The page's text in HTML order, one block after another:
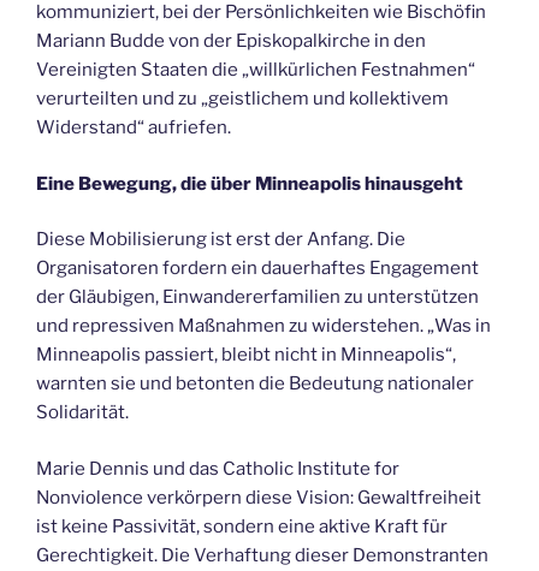
kommuniziert, bei der Persönlichkeiten wie Bischöfin
Mariann Budde von der Episkopalkirche in den
Vereinigten Staaten die „willkürlichen Festnahmen“
verurteilten und zu „geistlichem und kollektivem
Widerstand“ aufriefen.
Eine Bewegung, die über Minneapolis hinausgeht
Diese Mobilisierung ist erst der Anfang. Die
Organisatoren fordern ein dauerhaftes Engagement
der Gläubigen, Einwandererfamilien zu unterstützen
und repressiven Maßnahmen zu widerstehen. „Was in
Minneapolis passiert, bleibt nicht in Minneapolis“,
warnten sie und betonten die Bedeutung nationaler
Solidarität.
Marie Dennis und das Catholic Institute for
Nonviolence verkörpern diese Vision: Gewaltfreiheit
ist keine Passivität, sondern eine aktive Kraft für
Gerechtigkeit. Die Verhaftung dieser Demonstranten